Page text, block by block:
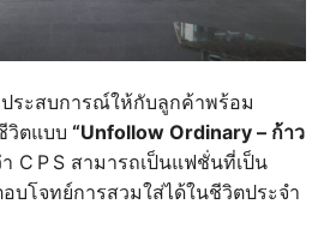
ระสบการณ์ให้กับลูกค้าพร้อม
วิตแบบ “Unfollow Ordinary – ก้าว
C P S สามารถเป็นแฟชั่นที่เป็น
บโจทย์การสวมใส่ได้ในชีวิตประจำ